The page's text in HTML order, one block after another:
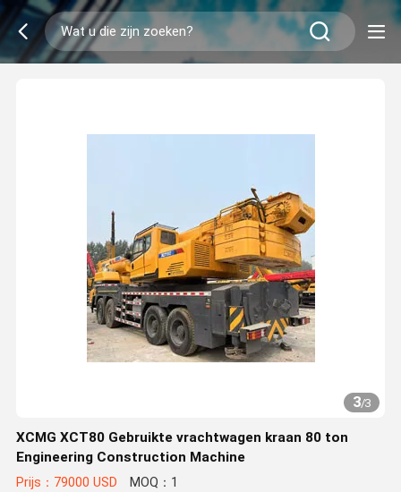
3/3
XCMG XCT80 Gebruikte vrachtwagen kraan 80 ton
Engineering Construction Machine
Prijs：79000 USD MOQ：1